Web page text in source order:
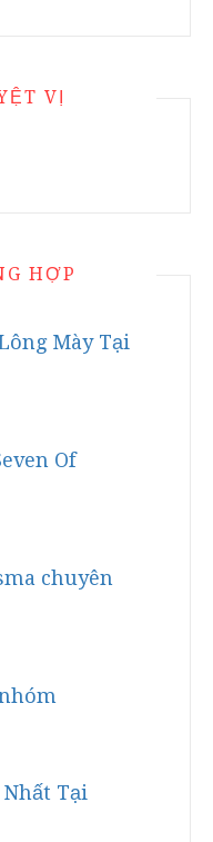
VỊ
HỢP
Mày Tại
Of
chuyên
Nhất Tại